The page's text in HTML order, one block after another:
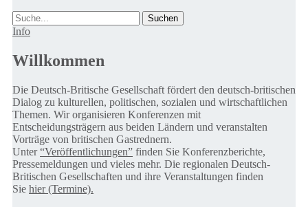
Suche
Info
Willkommen
Die Deutsch-Britische Gesellschaft fördert den deutsch-britischen
Dialog zu kulturellen, politischen, sozialen und wirtschaftlichen
Themen. Wir organisieren Konferenzen mit
Entscheidungsträgern aus beiden Ländern und veranstalten
Vorträge von britischen Gastrednern.
Unter“Veröffentlichungen” finden Sie Konferenzberichte,
Pressemeldungen und vieles mehr. Die regionalen Deutsch-
Britischen Gesellschaften und ihre Veranstaltungen finden
Sie hier (Termine).